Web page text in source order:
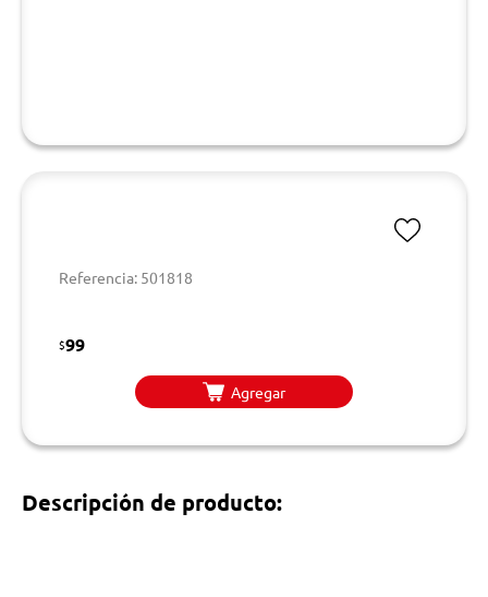
Referencia: 501818
$99
Agregar
Descripción de producto: